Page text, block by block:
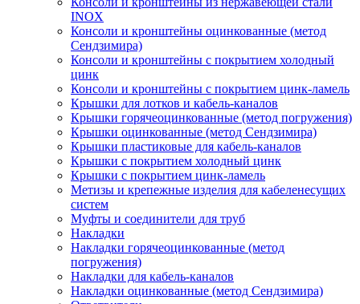
INOX
Консоли и кронштейны оцинкованные (метод
Сендзимира)
Консоли и кронштейны с покрытием холодный
цинк
Консоли и кронштейны с покрытием цинк-ламель
Крышки для лотков и кабель-каналов
Крышки горячеоцинкованные (метод погружения)
Крышки оцинкованные (метод Сендзимира)
Крышки пластиковые для кабель-каналов
Крышки с покрытием холодный цинк
Крышки с покрытием цинк-ламель
Метизы и крепежные изделия для кабеленесущих
систем
Муфты и соединители для труб
Накладки
Накладки горячеоцинкованные (метод
погружения)
Накладки для кабель-каналов
Накладки оцинкованные (метод Сендзимира)